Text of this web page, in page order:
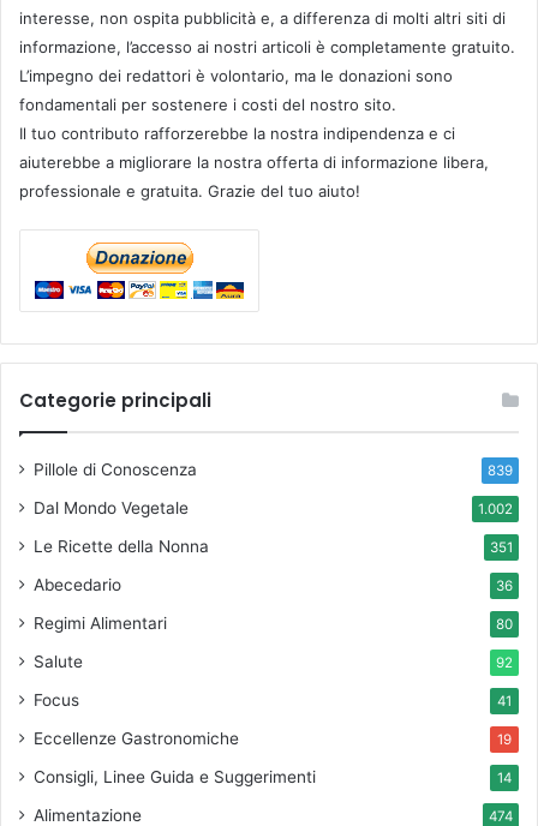
interesse, non ospita pubblicità e, a differenza di molti altri siti di
informazione, l’accesso ai nostri articoli è completamente gratuito.
L’impegno dei redattori è volontario, ma le donazioni sono
fondamentali per sostenere i costi del nostro sito.
Il tuo contributo rafforzerebbe la nostra indipendenza e ci
aiuterebbe a migliorare la nostra offerta di informazione libera,
professionale e gratuita. Grazie del tuo aiuto!
Categorie principali
Pillole di Conoscenza 839
Dal Mondo Vegetale 1.002
Le Ricette della Nonna 351
Abecedario 36
Regimi Alimentari 80
Salute 92
Focus 41
Eccellenze Gastronomiche 19
Consigli, Linee Guida e Suggerimenti 14
Alimentazione 474